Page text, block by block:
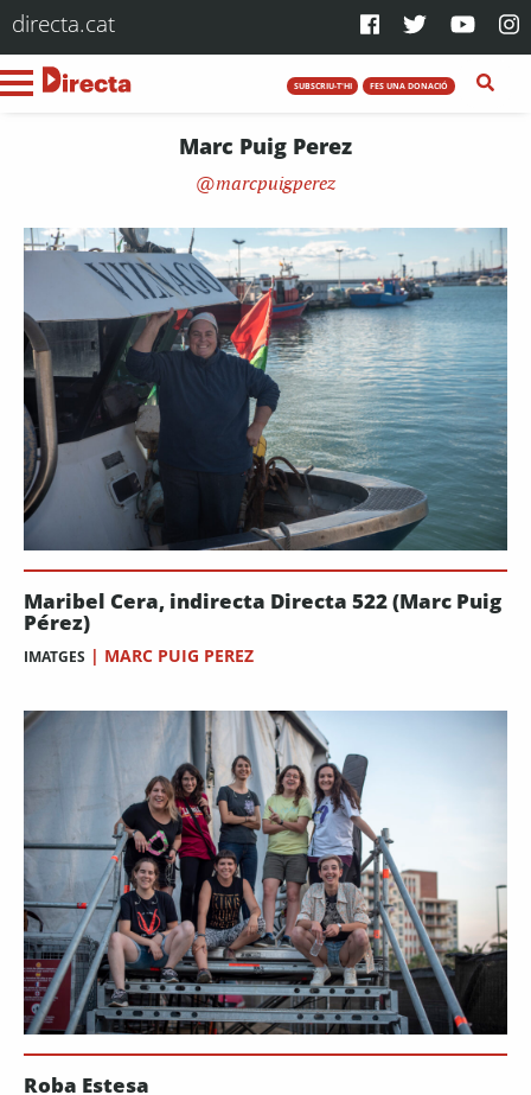
directa.cat
SUBSCRIU-T'HI FES UNA DONACIÓ
Marc Puig Perez
marcpuigperez
Maribel Cera, indirecta Directa 522 (Marc Puig
Pérez)
IMATGES | MARC PUIG PEREZ
Roba Estesa